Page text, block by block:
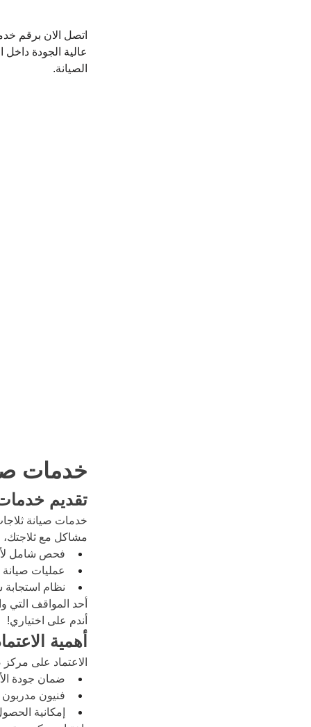
اتصل الان برقم
عالية الجودة
الصيانة.
خدمات
تقديم
خدمات صيانة
مشاكل مع ثلاجتك،
فحص شامل
عمليات صيانة
نظام استجابة
أحد المواقف التي
أندم على اختياري!
أهمية
الاعتماد على
ضمان جودة
فنيون مدربون
إمكانية